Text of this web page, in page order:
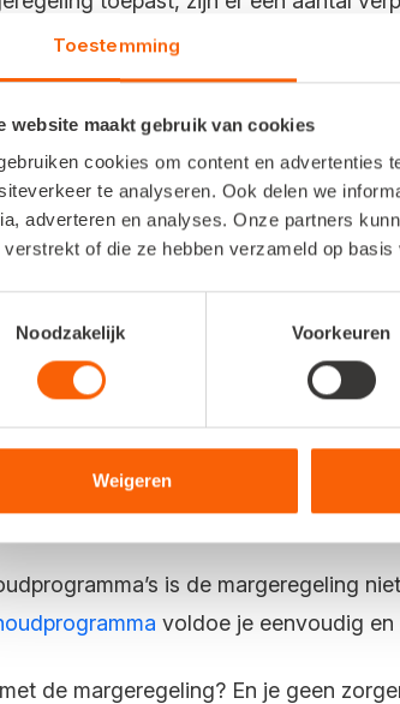
Toestemming
website maakt gebruik van cookies
cookies om content en advertenties
te analyseren. Ook delen we
adverteren en analyses. Onze partners
verstrekt of die ze hebben verzameld op
Noodzakelijk
Voorkeuren
Weigeren
vermeld je niet op de factuur.
administreer je apart van de
van € 500 of meer stel je een
en de verkoper. Dit geldt niet als
moet bij de administratie worden
je moet vermelden op de
voorkom nare verassingen bij een
goed bijhoudt.
in je
is de margeregeling
voldoe je eenvoudig
de margeregeling? En je geen